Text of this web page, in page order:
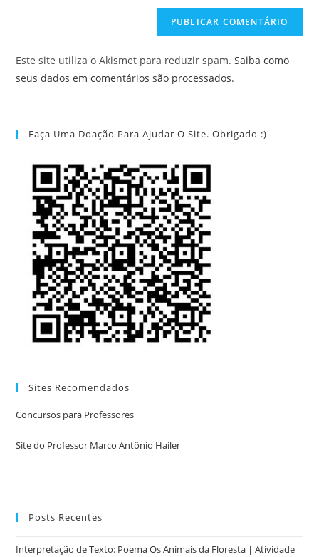
Este site utiliza o Akismet para reduzir spam.Saiba como
seus dados em comentários são processados.
Faça Uma Doação Para Ajudar O Site. Obrigado :)
Sites Recomendados
Concursos para Professores
Site do Professor Marco Antônio Hailer
Posts Recentes
Interpretação de Texto: Poema Os Animais da Floresta | Atividade